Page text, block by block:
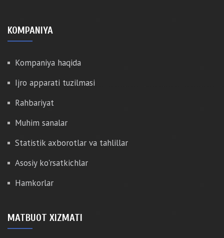
KOMPANIYA
Kompaniya haqida
Ijro apparati tuzilmasi
Rahbariyat
Muhim sanalar
Statistik axborotlar va tahlillar
Asosiy ko'rsatkichlar
Hamkorlar
MATBUOT XIZMATI